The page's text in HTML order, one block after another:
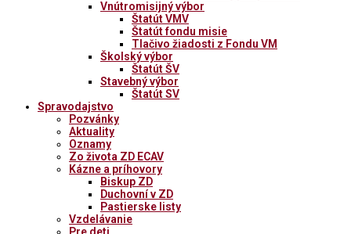
Vnútromisijný výbor
Štatút VMV
Štatút fondu misie
Tlačivo žiadosti z Fondu VM
Školský výbor
Štatút ŠV
Stavebný výbor
Štatút SV
Spravodajstvo
Pozvánky
Aktuality
Oznamy
Zo života ZD ECAV
Kázne a príhovory
Biskup ZD
Duchovní v ZD
Pastierske listy
Vzdelávanie